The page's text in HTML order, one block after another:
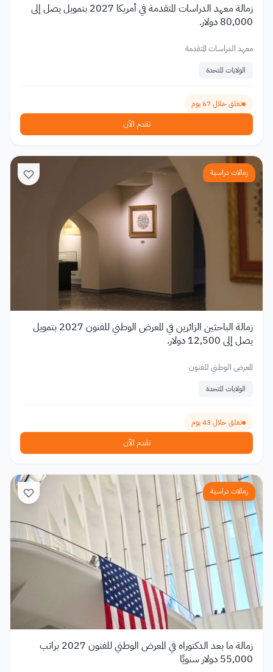
زمالة معهد الدراسات المتقدمة في أمريكا 2027 بتمويل يصل إلى
80,000 دولار.
معهد الدراسات المتقدمة
الولايات المتحدة
تغلق خلال 67 يوم
تقدم الآن
زمالات دراسية
زمالة الباحثين الزائرين في المعرض الوطني للفنون 2027 بتمويل
يصل إلى 12,500 دولار.
المعرض الوطني للفنون
الولايات المتحدة
تغلق خلال 43 يوم
تقدم الآن
زمالات دراسية
زمالة ما بعد الدكتوراه في المعرض الوطني للفنون 2027 براتب
55,000 دولار سنويًا